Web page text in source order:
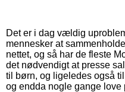
Det er i dag vældig
mennesker at
nettet, og så har de fleste
det nødvendigt at presse
til børn, og ligeledes også
og endda nogle gange love